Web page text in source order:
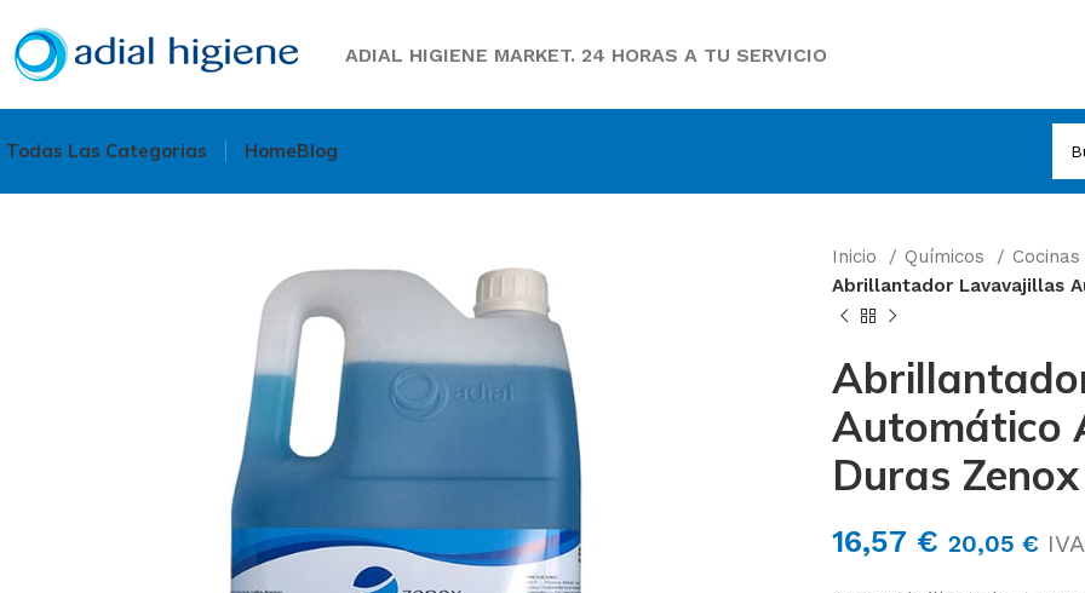
ADIAL HIGIENE MARKET. 24 HORAS A TU SERVICIO
Todas Las Categorias HomeBlog
Inicio Químicos
Cocinas
Abrillantador Lavavajillas
Automático
Duras Zenox
16,57 € 20,05 €